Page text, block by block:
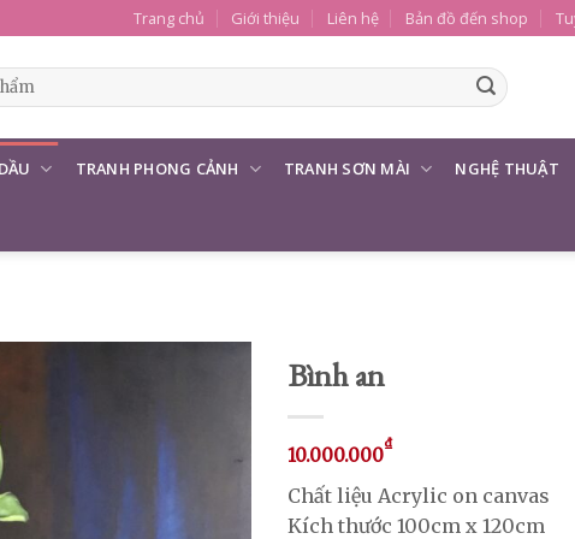
Trang chủ Giới thiệu Liên hệ Bản đồ đến shop
TRANH PHONG CẢNH TRANH SƠN MÀI NGHỆ THUẬT
Bình an
10.000.000₫
Chất liệu Acrylic on canvas
Kích thước 100cm x 120cm